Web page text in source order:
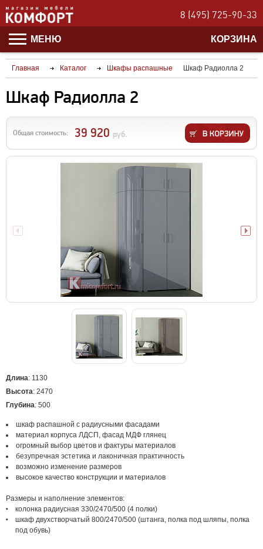
8 (495) 725-90-33
МЕНЮ КОРЗИНА
Главная Каталог Шкафы распашные Шкаф Радиолла 2
Шкаф Радиолла 2
Общая стоимость: 39 920 руб.
Длина: 1130
Высота: 2470
Глубина: 500
шкаф распашной с радиусными фасадами
материал корпуса ЛДСП, фасад МДФ глянец
огромный выбор цветов и фактуры материалов
безупречная эстетика и лаконичная практичность
возможно изменение размеров
высокое качество конструкции и материалов
Размеры и наполнение элементов:
колонка радиусная 330/2470/500 (4 полки)
шкаф двухстворчатый 800/2470/500 (штанга, полка под шляпы, полка
под обувь)